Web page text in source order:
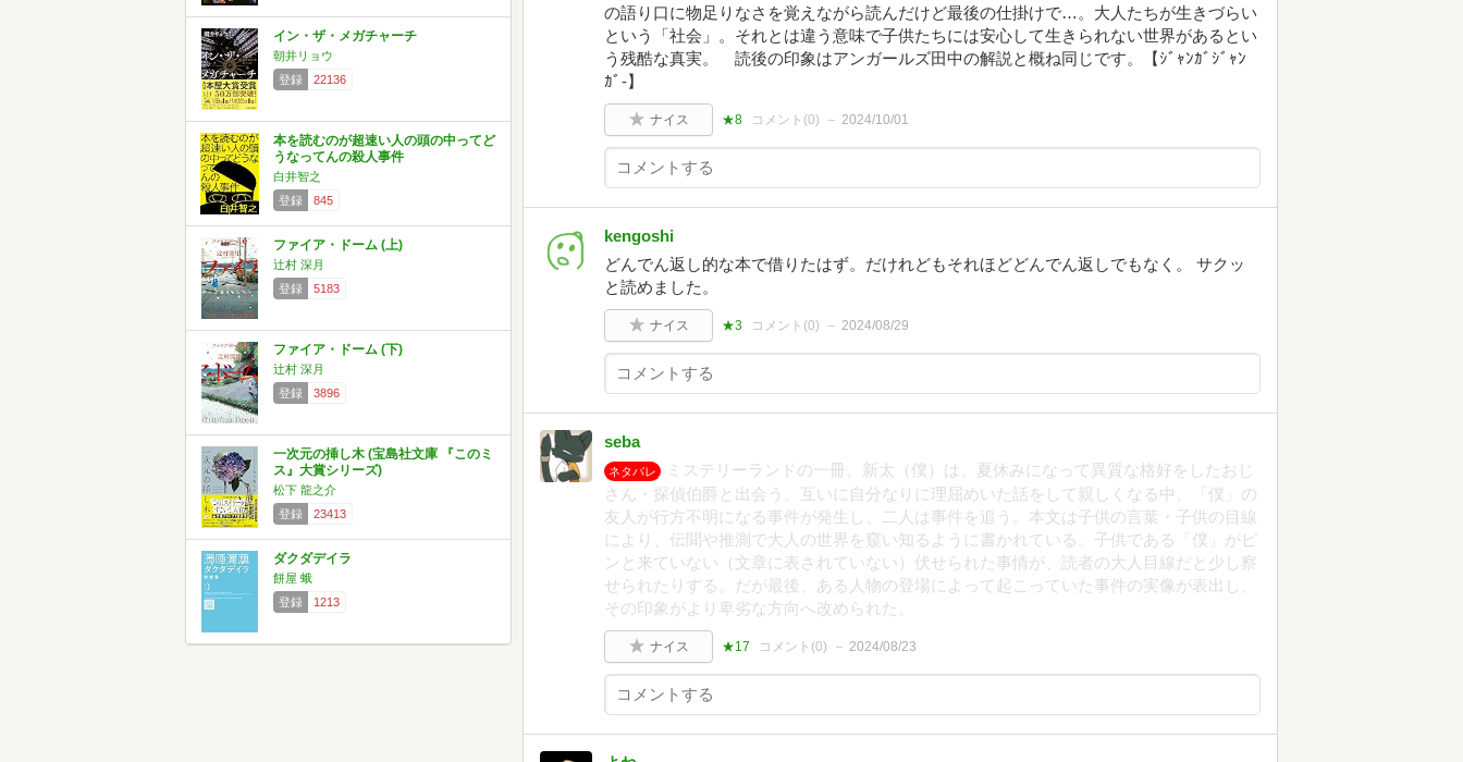
イン・ザ・メガチャーチ
朝井リョウ
登録
22136
本を読むのが超速い人の頭の中ってど
うなってんの殺人事件
白井智之
登録
845
ファイア・ドーム (上)
辻村 深月
登録
5183
ファイア・ドーム (下)
辻村 深月
登録
3896
一次元の挿し木 (宝島社文庫 『このミ
ス』大賞シリーズ)
松下 龍之介
登録
23413
ダクダデイラ
餅屋 蛾
登録
1213
の語り口に物足りなさを覚えながら読んだけど最後の仕掛けで…。大人たちが生きづらい
という「社会」。それとは違う意味で子供たちには安心して生きられない世界があるとい
う残酷な真実。 読後の印象はアンガールズ田中の解説と概ね同じです。【ｼﾞｬﾝｶﾞｼﾞｬﾝ
ｶﾞ-】
ナイス ★8 コメント(0) 2024/10/01
kengoshi
どんでん返し的な本で借りたはず。だけれどもそれほどどんでん返しでもなく。 サクッ
と読めました。
ナイス ★3 コメント(0) 2024/08/29
seba
ネタバレ
ミステリーランドの一冊。新太（僕）は、夏休みになって異質な格好をしたおじ
さん・探偵伯爵と出会う。互いに自分なりに理屈めいた話をして親しくなる中、「僕」の
友人が行方不明になる事件が発生し、二人は事件を追う。本文は子供の言葉・子供の目線
により、伝聞や推測で大人の世界を窺い知るように書かれている。子供である「僕」がピ
ンと来ていない（文章に表されていない）伏せられた事情が、読者の大人目線だと少し察
せられたりする。だが最後、ある人物の登場によって起こっていた事件の実像が表出し、
その印象がより卑劣な方向へ改められた。
ナイス ★17 コメント(0) 2024/08/23